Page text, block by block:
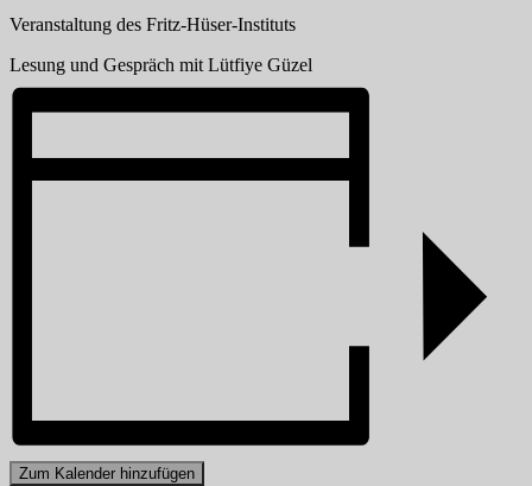
Veranstaltung des Fritz-Hüser-Instituts
Lesung und Gespräch mit Lütfiye Güzel
Zum Kalender hinzufügen